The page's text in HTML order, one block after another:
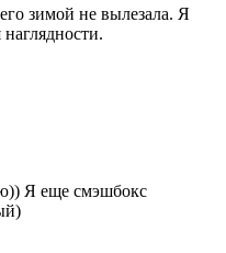
зимой не вылезала. Я
Я еще смэшбокс